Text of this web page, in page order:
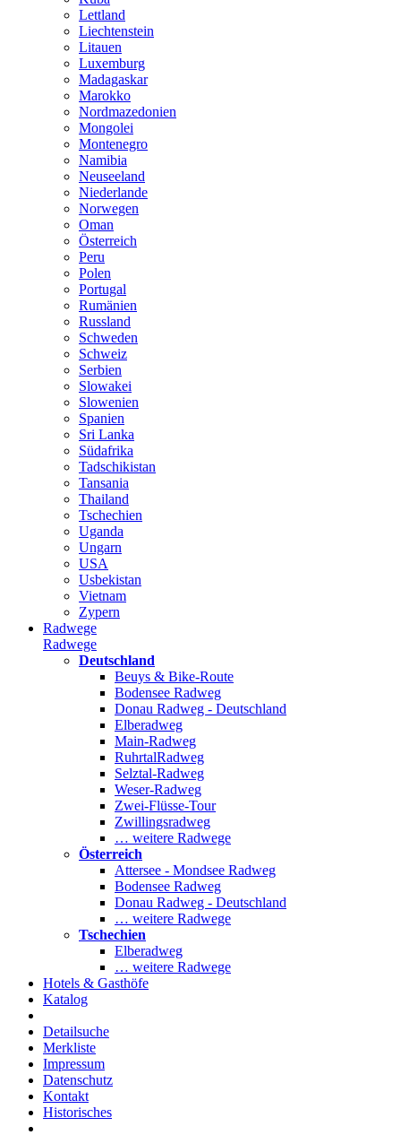
Lettland
Liechtenstein
Litauen
Luxemburg
Madagaskar
Marokko
Nordmazedonien
Mongolei
Montenegro
Namibia
Neuseeland
Niederlande
Norwegen
Oman
Österreich
Peru
Polen
Portugal
Rumänien
Russland
Schweden
Schweiz
Serbien
Slowakei
Slowenien
Spanien
Sri Lanka
Südafrika
Tadschikistan
Tansania
Thailand
Tschechien
Uganda
Ungarn
USA
Usbekistan
Vietnam
Zypern
Radwege
Radwege
Deutschland
Beuys & Bike-Route
Bodensee Radweg
Donau Radweg - Deutschland
Elberadweg
Main-Radweg
RuhrtalRadweg
Selztal-Radweg
Weser-Radweg
Zwei-Flüsse-Tour
Zwillingsradweg
… weitere Radwege
Österreich
Attersee - Mondsee Radweg
Bodensee Radweg
Donau Radweg - Deutschland
… weitere Radwege
Tschechien
Elberadweg
… weitere Radwege
Hotels & Gasthöfe
Katalog
Detailsuche
Merkliste
Impressum
Datenschutz
Kontakt
Historisches